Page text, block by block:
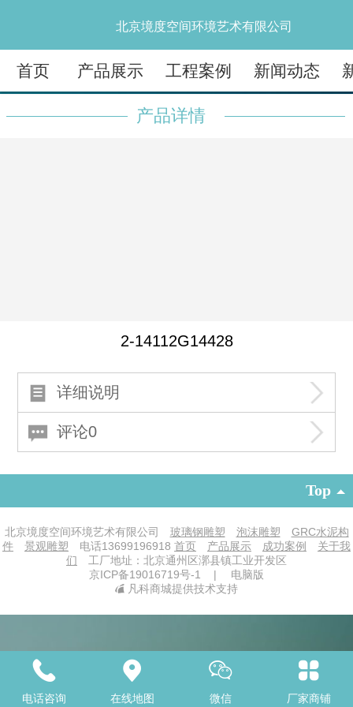
北京境度空间环境艺术有限公司
首页 产品展示 工程案例 新闻动态
产品详情
2-14112G14428
详细说明
评论0
Top
北京境度空间环境艺术有限公司 玻璃钢雕塑 泡沫雕塑
GRC水泥构
件
景观雕塑 电话13699196918 首页 产品展示 成功案例
关于我
们 工厂地址：北京通州区漷县镇工业开发区
京ICP备19016719号-1
|
电脑版
凡科商城提供技术支持
电话咨询 在线地图 微信 厂家商铺